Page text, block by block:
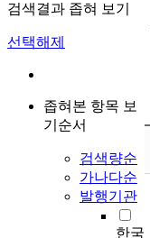
검색결과 좁혀 보기
선택해제
좁혀본 항목 보
기순서
검색량순
가나다순
발행기관
한국